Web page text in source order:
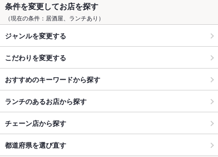
条件を変更してお店を探す
（現在の条件：居酒屋、ランチあり）
ジャンルを変更する
こだわりを変更する
おすすめのキーワードから探す
ランチのあるお店から探す
チェーン店から探す
都道府県を選び直す